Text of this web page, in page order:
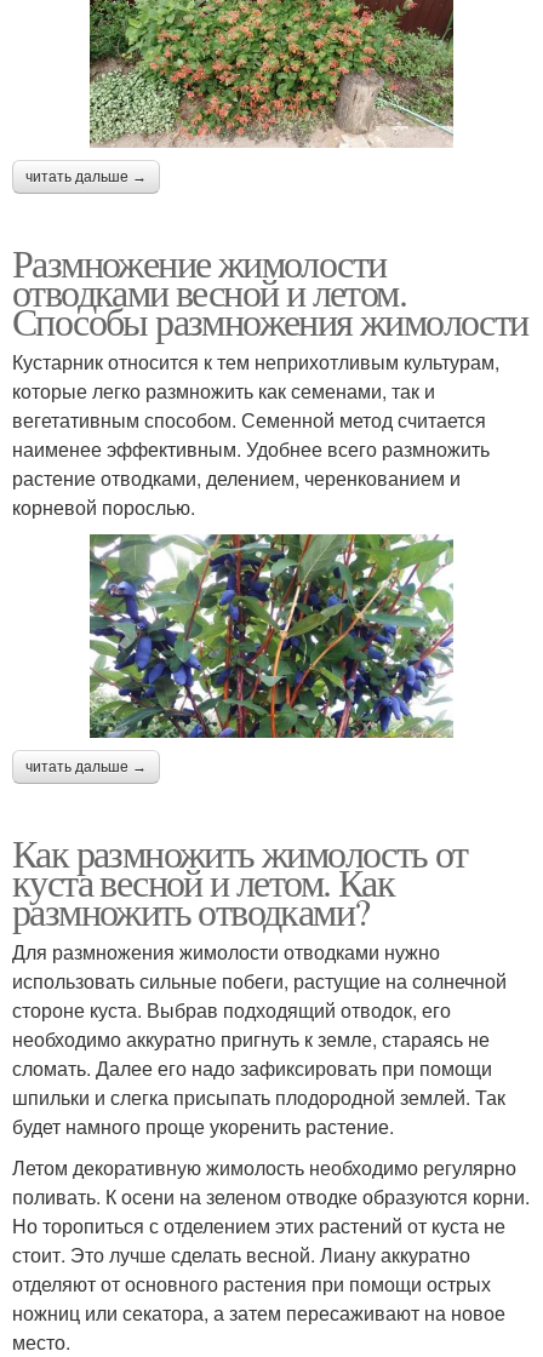
читать дальше →
Размножение жимолости
отводками весной и летом.
Способы размножения жимолости
Кустарник относится к тем неприхотливым культурам,
которые легко размножить как семенами, так и
вегетативным способом. Семенной метод считается
наименее эффективным. Удобнее всего размножить
растение отводками, делением, черенкованием и
корневой порослью.
читать дальше →
Как размножить жимолость от
куста весной и летом. Как
размножить отводками?
Для размножения жимолости отводками нужно
использовать сильные побеги, растущие на солнечной
стороне куста. Выбрав подходящий отводок, его
необходимо аккуратно пригнуть к земле, стараясь не
сломать. Далее его надо зафиксировать при помощи
шпильки и слегка присыпать плодородной землей. Так
будет намного проще укоренить растение.
Летом декоративную жимолость необходимо регулярно
поливать. К осени на зеленом отводке образуются корни.
Но торопиться с отделением этих растений от куста не
стоит. Это лучше сделать весной. Лиану аккуратно
отделяют от основного растения при помощи острых
ножниц или секатора, а затем пересаживают на новое
место.